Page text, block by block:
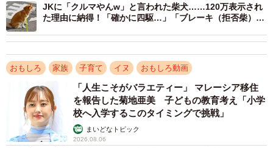
ゆーちゃんの歩幅に上手に合わせるむぎちゃん（提供：＠shiba_mugista
さん）
上手にお散歩をするゆーちゃんとむぎちゃんの様子に、
『だけどちょっと納得いかないのは…』と動画は続きま
示され、映し出されたのは、リードを引っ張られながらも
歩くことを完全に拒否している、”拒否柴”むぎちゃんの
姿……！
JKに「クルマやんw」と言われた柴犬……120万表示され
た理由に納得！「確かに四駆…」「ブレーキ（拒否柴）あ
おもしろ 家族 子育て イヌ おもしろ動画
「人生こそがバラエティー」 マレーシア移住
を報告した菊地亜美 子どもの教育考え「小学
校へ入学するこのタイミングで挑戦」
まいどなトピック
2026.08.06